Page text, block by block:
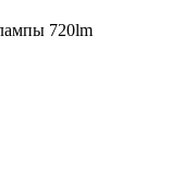
720lm